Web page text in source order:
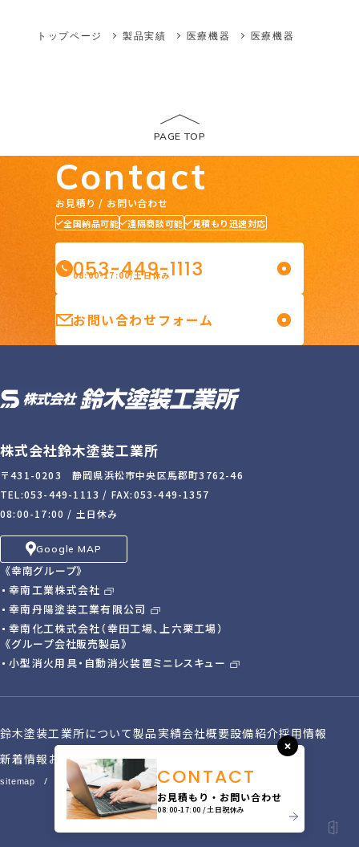
CONTACT
お見積もり・お問い合わせ
08:00-17:00 /土日祝休み
トップページ 製品実績 医療機器 医療機器
PAGE TOP
Contact
お見積り / お問い合わせ
全国納品可能 遠隔商談可能 見積もり迅速対応
053-449-1113
08:00-17:00/土日休み
お問い合わせフォーム
株式会社鈴木塗装工業所
〒431-0203 静岡県浜松市中央区馬郡町3762-46
TEL:053-449-1113 / FAX:053-449-1357
08:00-17:00 / 土日休み
Google MAP
《幸南グループ》
幸南工業株式会社
幸南丹陽塗装工業有限公司
幸南化工株式会社（幸田工場、上六栗工場）
《グループ会社販売製品》
小型消火用具・自動消火装置ミニレスキュー
鈴木塗装工業所について製品実績会社概要設備紹介採用情報
新着情報 お問い合わせ
sitemap / privacy policy